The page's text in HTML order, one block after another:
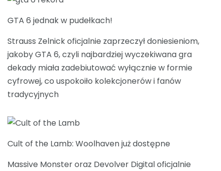
GTA 6 jednak w pudełkach!
Strauss Zelnick oficjalnie zaprzeczył doniesieniom,
jakoby GTA 6, czyli najbardziej wyczekiwana gra
dekady miała zadebiutować wyłącznie w formie
cyfrowej, co uspokoiło kolekcjonerów i fanów
tradycyjnych
Cult of the Lamb: Woolhaven już dostępne
Massive Monster oraz Devolver Digital oficjalnie